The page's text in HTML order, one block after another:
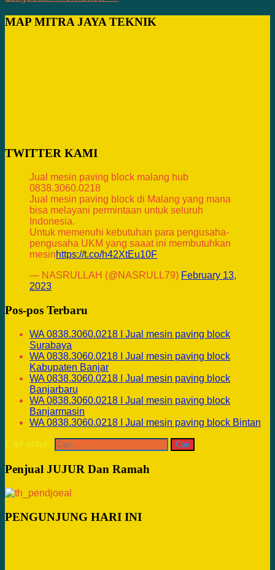
MAP MITRA JAYA TEKNIK
TWITTER KAMI
Jual mesin paving block malang hub
0838.3060.0218
Jual mesin paving block di Malang yang mana
bisa melayani permintaan untuk seluruh
Indonesia.
Untuk memenuhi kebutuhan para pengusaha-
pengusaha UKM yang saaat ini membutuhkan
mesinhttps://t.co/h42XtEu10F
— NASRULLAH (@NASRULL79) February 13,
2023
Pos-pos Terbaru
WA 0838.3060.0218 I Jual mesin paving block
Surabaya
WA 0838.3060.0218 I Jual mesin paving block
Kabupaten Banjar
WA 0838.3060.0218 I Jual mesin paving block
Banjarbaru
WA 0838.3060.0218 I Jual mesin paving block
Banjarmasin
WA 0838.3060.0218 I Jual mesin paving block Bintan
Cari untuk:
Penjual JUJUR Dan Ramah
PENGUNJUNG HARI INI